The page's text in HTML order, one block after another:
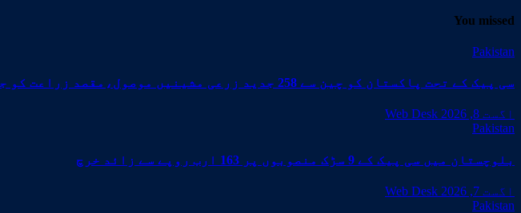
You missed
Pakistan
سی پیک کے تحت پاکستان کو چین سے 258 جدید زرعی مشینیں موصول،مقصد زراعت کو جدید خطوط پر فروغ دینا ہے
اگست 8, 2026
Web Desk
Pakistan
بلوچستان میں سی پیک کے 9 سڑک منصوبوں پر 163 ارب روپے سے زائد خرچ
اگست 7, 2026
Web Desk
Pakistan